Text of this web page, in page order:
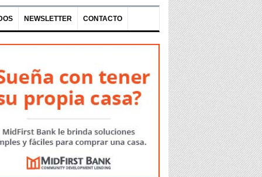
NEWSLETTER CONTACTO